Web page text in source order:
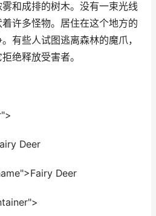
和成排的树木。没有一束光线
许多怪物。居住在这个地方的
有些人试图逃离森林的魔爪，
绝释放受害者。
Deer
Deer